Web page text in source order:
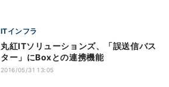
ITインフラ
丸紅ITソリューションズ、「誤送信バス
ター」にBoxとの連携機能
2016/05/31 13:05